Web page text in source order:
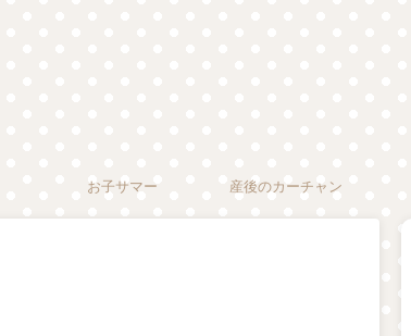
お子サマー 産後のカーチャン